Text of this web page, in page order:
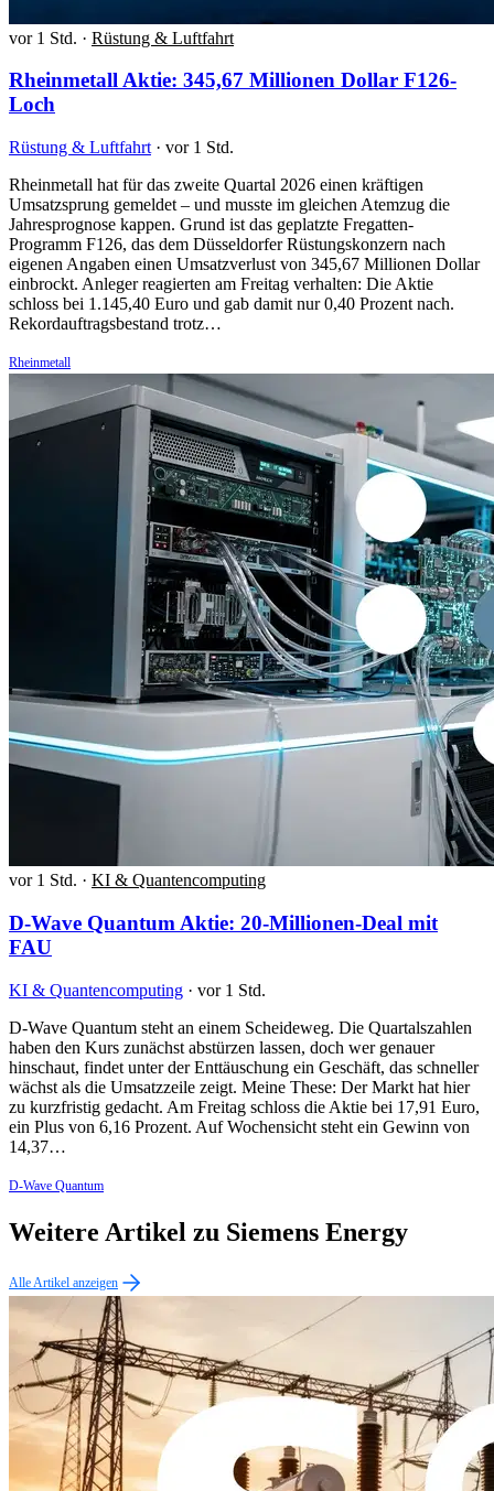
vor 1 Std. · Rüstung & Luftfahrt
Rheinmetall Aktie: 345,67 Millionen Dollar F126-
Loch
Rüstung & Luftfahrt · vor 1 Std.
Rheinmetall hat für das zweite Quartal 2026 einen kräftigen
Umsatzsprung gemeldet – und musste im gleichen Atemzug die
Jahresprognose kappen. Grund ist das geplatzte Fregatten-
Programm F126, das dem Düsseldorfer Rüstungskonzern nach
eigenen Angaben einen Umsatzverlust von 345,67 Millionen Dollar
einbrockt. Anleger reagierten am Freitag verhalten: Die Aktie
schloss bei 1.145,40 Euro und gab damit nur 0,40 Prozent nach.
Rekordauftragsbestand trotz…
Rheinmetall
vor 1 Std. · KI & Quantencomputing
D-Wave Quantum Aktie: 20-Millionen-Deal mit
FAU
KI & Quantencomputing · vor 1 Std.
D-Wave Quantum steht an einem Scheideweg. Die Quartalszahlen
haben den Kurs zunächst abstürzen lassen, doch wer genauer
hinschaut, findet unter der Enttäuschung ein Geschäft, das schneller
wächst als die Umsatzzeile zeigt. Meine These: Der Markt hat hier
zu kurzfristig gedacht. Am Freitag schloss die Aktie bei 17,91 Euro,
ein Plus von 6,16 Prozent. Auf Wochensicht steht ein Gewinn von
14,37…
D-Wave Quantum
Weitere Artikel zu Siemens Energy
Alle Artikel anzeigen